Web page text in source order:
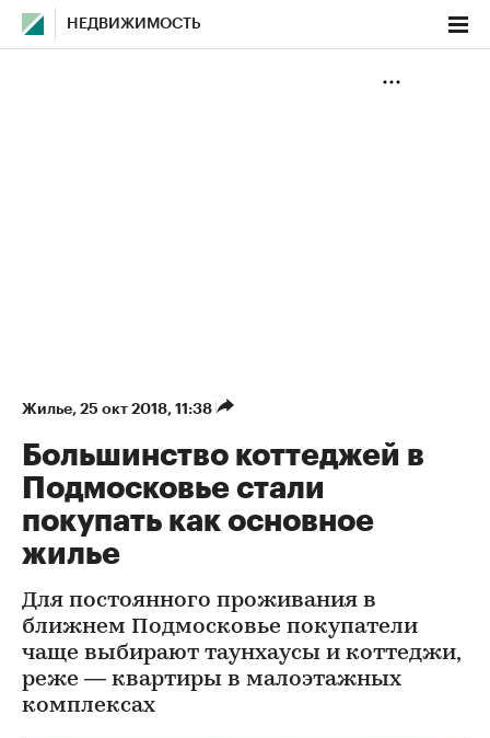
НЕДВИЖИМОСТЬ
Жилье⁠, 25 окт 2018, 11:38
Большинство коттеджей в
Подмосковье стали
покупать как основное
жилье
Для постоянного проживания в
ближнем Подмосковье покупатели
чаще выбирают таунхаусы и коттеджи,
реже — квартиры в малоэтажных
комплексах